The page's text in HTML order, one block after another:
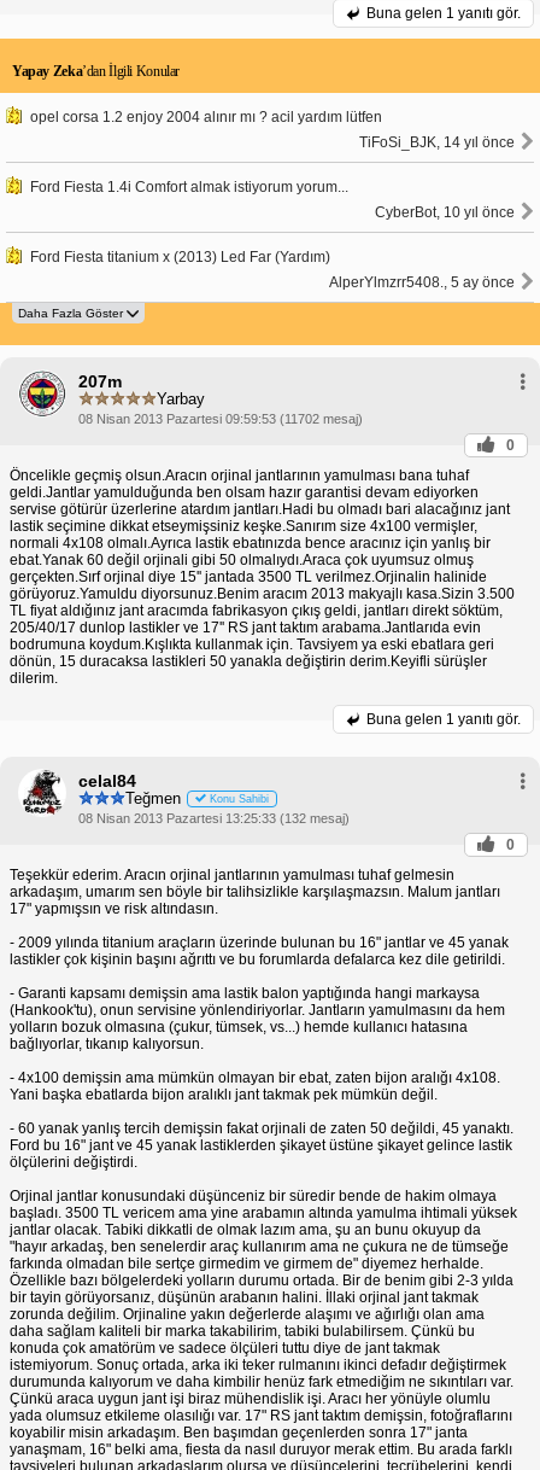
Buna gelen 1 yanıtı gör.
Yapay Zeka’dan İlgili Konular
opel corsa 1.2 enjoy 2004 alınır mı ? acil yardım lütfen
TiFoSi_BJK, 14 yıl önce
Ford Fiesta 1.4i Comfort almak istiyorum yorum...
CyberBot, 10 yıl önce
Ford Fiesta titanium x (2013) Led Far (Yardım)
AlperYlmzrr5408., 5 ay önce
207m
Yarbay
08 Nisan 2013 Pazartesi 09:59:53 (11702 mesaj)
0
Öncelikle geçmiş olsun.Aracın orjinal jantlarının yamulması bana tuhaf
geldi.Jantlar yamulduğunda ben olsam hazır garantisi devam ediyorken
servise götürür üzerlerine atardım jantları.Hadi bu olmadı bari alacağınız jant
lastik seçimine dikkat etseymişsiniz keşke.Sanırım size 4x100 vermişler,
normali 4x108 olmalı.Ayrıca lastik ebatınızda bence aracınız için yanlış bir
ebat.Yanak 60 değil orjinali gibi 50 olmalıydı.Araca çok uyumsuz olmuş
gerçekten.Sırf orjinal diye 15'' jantada 3500 TL verilmez.Orjinalin halinide
görüyoruz.Yamuldu diyorsunuz.Benim aracım 2013 makyajlı kasa.Sizin 3.500
TL fiyat aldığınız jant aracımda fabrikasyon çıkış geldi, jantları direkt söktüm,
205/40/17 dunlop lastikler ve 17'' RS jant taktım arabama.Jantlarıda evin
bodrumuna koydum.Kışlıkta kullanmak için. Tavsiyem ya eski ebatlara geri
dönün, 15 duracaksa lastikleri 50 yanakla değiştirin derim.Keyifli sürüşler
dilerim.
Buna gelen 1 yanıtı gör.
celal84
Teğmen Konu Sahibi
08 Nisan 2013 Pazartesi 13:25:33 (132 mesaj)
0
Teşekkür ederim. Aracın orjinal jantlarının yamulması tuhaf gelmesin
arkadaşım, umarım sen böyle bir talihsizlikle karşılaşmazsın. Malum jantları
17" yapmışsın ve risk altındasın.
- 2009 yılında titanium araçların üzerinde bulunan bu 16" jantlar ve 45 yanak
lastikler çok kişinin başını ağrıttı ve bu forumlarda defalarca kez dile getirildi.
- Garanti kapsamı demişsin ama lastik balon yaptığında hangi markaysa
(Hankook'tu), onun servisine yönlendiriyorlar. Jantların yamulmasını da hem
yolların bozuk olmasına (çukur, tümsek, vs...) hemde kullanıcı hatasına
bağlıyorlar, tıkanıp kalıyorsun.
- 4x100 demişsin ama mümkün olmayan bir ebat, zaten bijon aralığı 4x108.
Yani başka ebatlarda bijon aralıklı jant takmak pek mümkün değil.
- 60 yanak yanlış tercih demişsin fakat orjinali de zaten 50 değildi, 45 yanaktı.
Ford bu 16" jant ve 45 yanak lastiklerden şikayet üstüne şikayet gelince lastik
ölçülerini değiştirdi.
Orjinal jantlar konusundaki düşünceniz bir süredir bende de hakim olmaya
başladı. 3500 TL vericem ama yine arabamın altında yamulma ihtimali yüksek
jantlar olacak. Tabiki dikkatli de olmak lazım ama, şu an bunu okuyup da
"hayır arkadaş, ben senelerdir araç kullanırım ama ne çukura ne de tümseğe
farkında olmadan bile sertçe girmedim ve girmem de" diyemez herhalde.
Özellikle bazı bölgelerdeki yolların durumu ortada. Bir de benim gibi 2-3 yılda
bir tayin görüyorsanız, düşünün arabanın halini. İllaki orjinal jant takmak
zorunda değilim. Orjinaline yakın değerlerde alaşımı ve ağırlığı olan ama
daha sağlam kaliteli bir marka takabilirim, tabiki bulabilirsem. Çünkü bu
konuda çok amatörüm ve sadece ölçüleri tuttu diye de jant takmak
istemiyorum. Sonuç ortada, arka iki teker rulmanını ikinci defadır değiştirmek
durumunda kalıyorum ve daha kimbilir henüz fark etmediğim ne sıkıntıları var.
Çünkü araca uygun jant işi biraz mühendislik işi. Aracı her yönüyle olumlu
yada olumsuz etkileme olasılığı var. 17" RS jant taktım demişsin, fotoğraflarını
koyabilir misin arkadaşım. Ben başımdan geçenlerden sonra 17" janta
yanaşmam, 16" belki ama, fiesta da nasıl duruyor merak ettim. Bu arada farklı
tavsiyeleri bulunan arkadaşlarım olursa ve düşüncelerini, tecrübelerini, kendi